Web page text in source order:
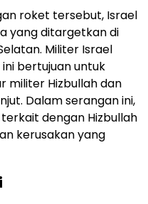
roket tersebut, Israel
yang ditargetkan di
Militer Israel
bertujuan untuk
militer Hizbullah dan
Dalam serangan ini,
dengan Hizbullah
kerusakan yang